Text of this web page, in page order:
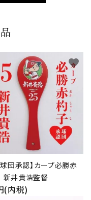
球団承認】カープ必勝赤
井貴浩監督
(内税)
favorite